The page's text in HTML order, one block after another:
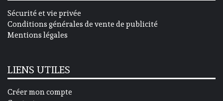
Sécurité et vie privée
Conditions générales de vente de publicité
Mentions légales
LIENS UTILES
Créer mon compte